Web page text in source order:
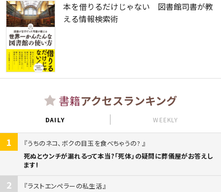
本を借りるだけじゃない 図書館司書が教
える情報検索術
書籍アクセスランキング
DAILY WEEKLY
1
うちのネコ、ボクの目玉を食べちゃうの?
死ぬとウンチが漏れるって本当?「死体」の疑問に葬儀屋がお答えし
ます!
2
ラストエンペラーの私生活